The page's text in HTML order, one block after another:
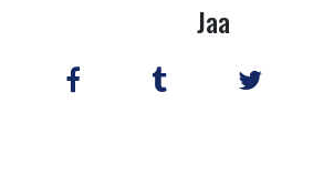
Jaa